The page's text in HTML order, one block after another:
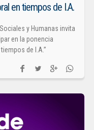
en tiempos de I.A.
y Humanas invita
en la ponencia
de I.A.”